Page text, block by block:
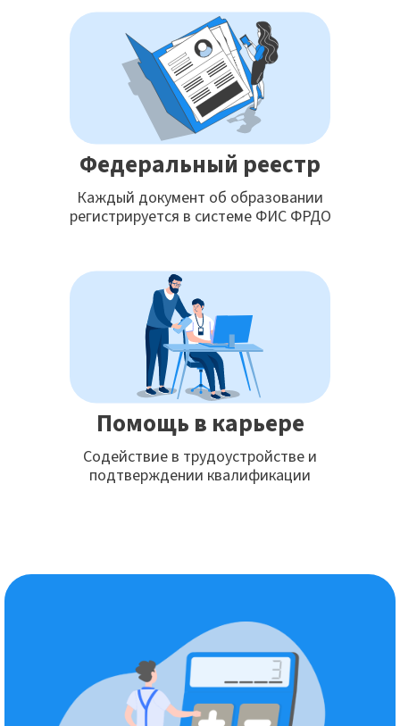
Федеральный реестр
Каждый документ об образовании
регистрируется в системе ФИС ФРДО
Помощь в карьере
Содействие в трудоустройстве и
подтверждении квалификации